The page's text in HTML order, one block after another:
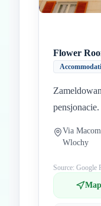
Flower
pensjonacie.
Via
Wlochy
Source: Google